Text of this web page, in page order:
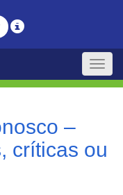
Legislação
Toggle
–
críticas ou